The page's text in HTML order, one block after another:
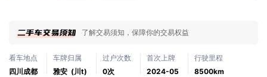
了解交易须知，保障你的交易权益
看车地点
四川成都
车牌归属
雅安 (川t)
过户次数
0次
首次上牌
2024-05
行驶里程
8500km